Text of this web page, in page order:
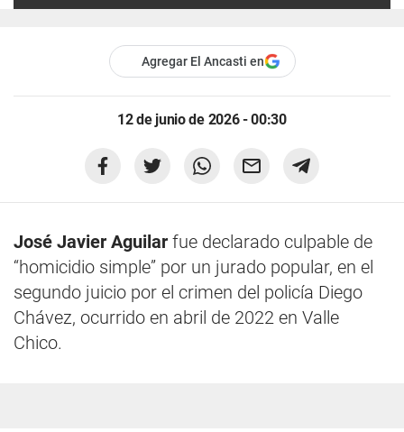
Agregar El Ancasti en
12 de junio de 2026 - 00:30
José Javier Aguilar fue declarado culpable de
“homicidio simple” por un jurado popular, en el
segundo juicio por el crimen del policía Diego
Chávez, ocurrido en abril de 2022 en Valle
Chico.